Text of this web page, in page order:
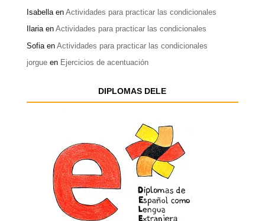
Isabellaen Actividades para practicar las condicionales
Ilariaen Actividades para practicar las condicionales
Sofiaen Actividades para practicar las condicionales
jorgueen Ejercicios de acentuación
DIPLOMAS DELE